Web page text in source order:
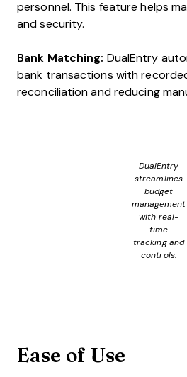
personnel. This feature helps
and security.
Bank Matching: DualEntry
bank transactions with
reconciliation and reducing
DualEntry
streamlines
budget
management
with real-
time
tracking and
controls.
Ease of Use